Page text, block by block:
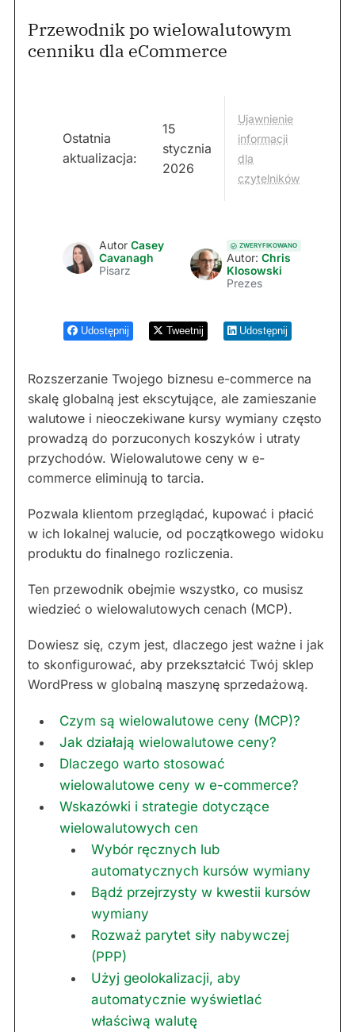
Przewodnik po wielowalutowym
cenniku dla eCommerce
Ostatnia
aktualizacja:
15
stycznia
2026
Ujawnienie
informacji
dla
czytelników
Autor Casey
Cavanagh
Pisarz
ZWERYFIKOWANO
Autor: Chris
Klosowski
Prezes
Udostępnij Tweetnij Udostępnij
Rozszerzanie Twojego biznesu e-commerce na
skalę globalną jest ekscytujące, ale zamieszanie
walutowe i nieoczekiwane kursy wymiany często
prowadzą do porzuconych koszyków i utraty
przychodów. Wielowalutowe ceny w e-
commerce eliminują to tarcia.
Pozwala klientom przeglądać, kupować i płacić
w ich lokalnej walucie, od początkowego widoku
produktu do finalnego rozliczenia.
Ten przewodnik obejmie wszystko, co musisz
wiedzieć o wielowalutowych cenach (MCP).
Dowiesz się, czym jest, dlaczego jest ważne i jak
to skonfigurować, aby przekształcić Twój sklep
WordPress w globalną maszynę sprzedażową.
Czym są wielowalutowe ceny (MCP)?
Jak działają wielowalutowe ceny?
Dlaczego warto stosować
wielowalutowe ceny w e-commerce?
Wskazówki i strategie dotyczące
wielowalutowych cen
Wybór ręcznych lub
automatycznych kursów wymiany
Bądź przejrzysty w kwestii kursów
wymiany
Rozważ parytet siły nabywczej
(PPP)
Użyj geolokalizacji, aby
automatycznie wyświetlać
właściwą walutę